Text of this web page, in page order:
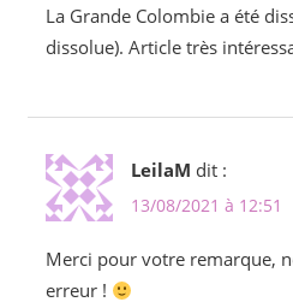
La Grande Colombie a été
dissolue). Article très
LeilaM dit :
13/08/2021 à 12:51
Merci pour votre remarque,
erreur !